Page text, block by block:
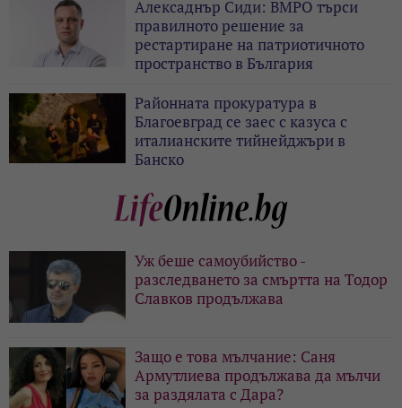
Алексаднър Сиди: ВМРО търси
правилното решение за
рестартиране на патриотичното
пространство в България
Районната прокуратура в
Благоевград се заес с казуса с
италианските тийнейджъри в
Банско
Уж беше самоубийство -
разследването за смъртта на Тодор
Славков продължава
Защо е това мълчание: Саня
Армутлиева продължава да мълчи
за раздялата с Дара?